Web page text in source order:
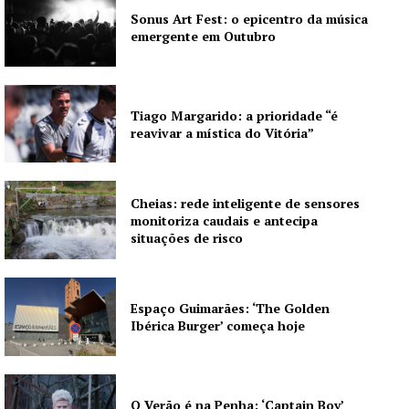
Institucional
Artigos
Edição Digital
Grande Entrevista
Publicidade
Quero ser Assinante
Sonus Art Fest: o epicentro da música
emergente em Outubro
Tiago Margarido: a prioridade “é
reavivar a mística do Vitória”
Cheias: rede inteligente de sensores
monitoriza caudais e antecipa
situações de risco
Espaço Guimarães: ‘The Golden
Ibérica Burger’ começa hoje
O Verão é na Penha: ‘Captain Boy’